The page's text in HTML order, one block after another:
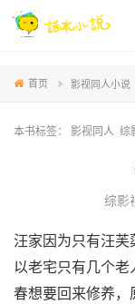
首页 影视同人小说
本书标签： 影视同人 综
综影
汪家因为只有汪
以老宅只有几个
春想要回来修养